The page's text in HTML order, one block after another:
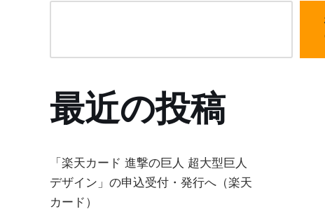
最近の投稿
「楽天カード 進撃の巨人 超大型巨人
デザイン」の申込受付・発行へ（楽天
カード）